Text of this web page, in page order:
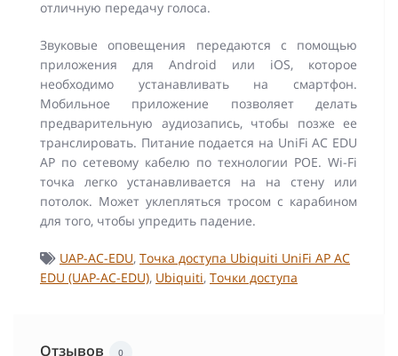
отличную передачу голоса.
Звуковые оповещения передаются с помощью
приложения для Android или iOS, которое
необходимо устанавливать на смартфон.
Мобильное приложение позволяет делать
предварительную аудиозапись, чтобы позже ее
транслировать. Питание подается на UniFi AC EDU
AP по сетевому кабелю по технологии POE. Wi-Fi
точка легко устанавливается на на стену или
потолок. Может уклепляться тросом с карабином
для того, чтобы упредить падение.
UAP-AC-EDU, Точка доступа Ubiquiti UniFi AP AC
EDU (UAP-AC-EDU), Ubiquiti, Точки доступа
Отзывов 0